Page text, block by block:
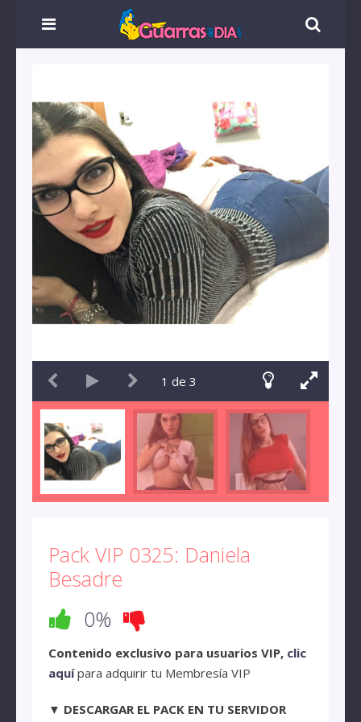
1 de 3
Pack VIP 0325: Daniela
Besadre
0%
Contenido exclusivo para usuarios VIP, clic
aquípara adquirir tu Membresía VIP
▼ DESCARGAR EL PACK EN TU SERVIDOR